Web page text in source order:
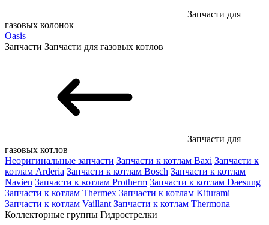
Запчасти для
газовых колонок
Oasis
Запчасти Запчасти для газовых котлов
Запчасти для
газовых котлов
Неоригинальные запчасти Запчасти к котлам Baxi Запчасти к
котлам Arderia Запчасти к котлам Bosch Запчасти к котлам
Navien Запчасти к котлам Protherm Запчасти к котлам Daesung
Запчасти к котлам Thermex Запчасти к котлам Kiturami
Запчасти к котлам Vaillant Запчасти к котлам Thermona
Коллекторные группы Гидрострелки